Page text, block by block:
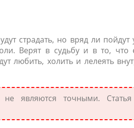
страдать, но вряд ли пойдут
Верят в судьбу и в то, что
любить, холить и лелеять
не являются точными.